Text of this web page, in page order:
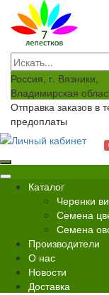
Россия, г. Вязники,
Владимирская
Отправка заказов в
предоплаты
Каталог
Черенки
Семена
Семена
Производители
О нас
Новости
Доставка